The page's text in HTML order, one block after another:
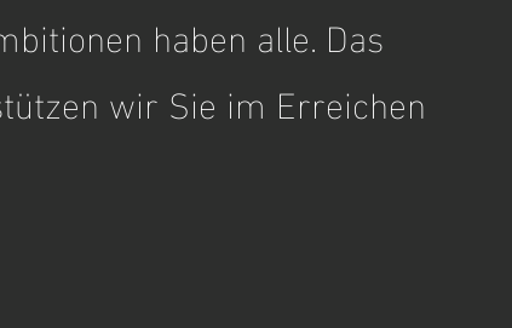
haben alle. Das
wir Sie im Erreichen